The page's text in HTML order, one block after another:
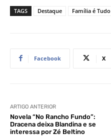
TAGS Destaque Família é Tudo
Facebook X
ARTIGO ANTERIOR
Novela “No Rancho Fundo”:
Dracena deixa Blandina e se
interessa por Zé Beltino